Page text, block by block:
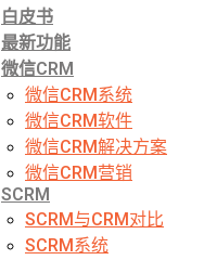
白皮书
最新功能
微信CRM
微信CRM系统
微信CRM软件
微信CRM解决方案
微信CRM营销
SCRM
SCRM与CRM对比
SCRM系统